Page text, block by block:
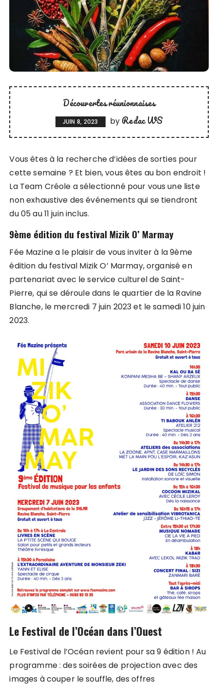
Découvertes réunionnaises
JUIN 8, 2023 by Redac WS
Vous êtes à la recherche d’idées de sorties pour
cette semaine ? Et bien, vous êtes au bon endroit !
La Team Créole a sélectionné pour vous une liste
non exhaustive des événements qui se tiendront
du 05 au 11 juin inclus.
9ème édition du festival Mizik O’ Marmay
Fée Mazine a le plaisir de vous inviter à la 9ème
édition du festival Mizik O’ Marmay, organisé en
partenariat avec le service culturel de Saint-
Pierre, qui se déroule dans le quartier de la Ravine
Blanche, le mercredi 7 juin 2023 et le samedi 10 juin
2023.
Le Festival de l’Océan dans l’Ouest
Le Festival de l’Océan revient pour sa 9 édition ! Au
programme : des soirées de projection avec des
images à couper le souffle, des offres